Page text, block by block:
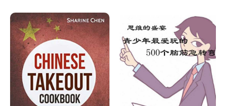
（Hachette UK 2018）
Home（Nguyen， Linh）
（Rockridge Press 2017）